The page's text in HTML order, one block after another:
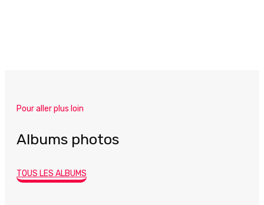
Pour aller plus loin
Albums photos
TOUS LES ALBUMS